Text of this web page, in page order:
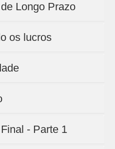
Longo Prazo
os lucros
- Parte 1